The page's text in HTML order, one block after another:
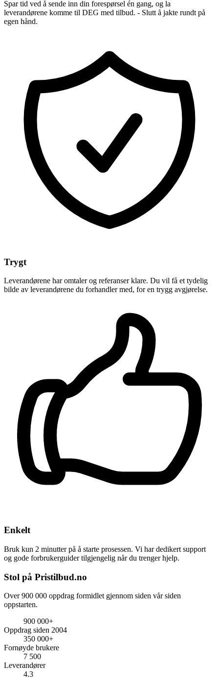
Spar tid ved å sende inn din forespørsel én gang, og la
leverandørene komme til DEG med tilbud. - Slutt å jakte rundt på
egen hånd.
Trygt
Leverandørene har omtaler og referanser klare. Du vil få et tydelig
bilde av leverandørene du forhandler med, for en trygg avgjørelse.
Enkelt
Bruk kun 2 minutter på å starte prosessen. Vi har dedikert support
og gode forbrukerguider tilgjengelig når du trenger hjelp.
Stol på Pristilbud.no
Over 900 000 oppdrag formidlet gjennom siden vår siden
oppstarten.
900 000+
Oppdrag siden 2004
350 000+
Fornøyde brukere
7 500
Leverandører
4.3